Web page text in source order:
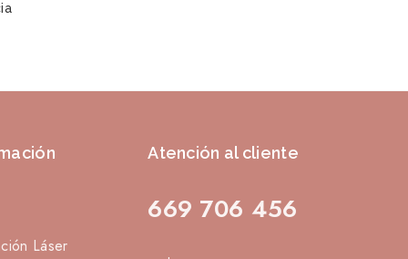
Láser
Atención al cliente
669 706 456